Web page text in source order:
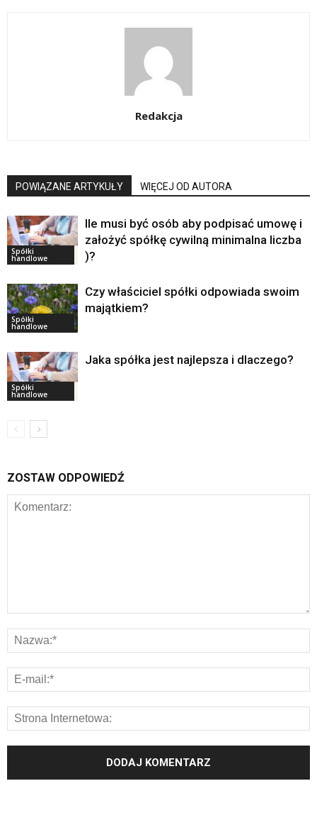
Redakcja
POWIĄZANE ARTYKUŁY WIĘCEJ OD AUTORA
Spółki
handlowe
Ile musi być osób aby podpisać umowę i
założyć spółkę cywilną minimalna liczba
)?
Spółki
handlowe
Czy właściciel spółki odpowiada swoim
majątkiem?
Spółki
handlowe
Jaka spółka jest najlepsza i dlaczego?
ZOSTAW ODPOWIEDŹ